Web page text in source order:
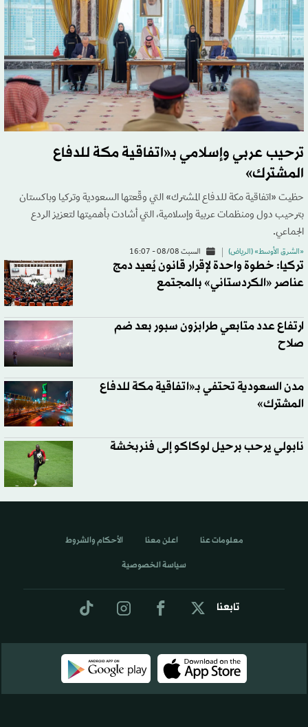
ترحيب عربي وإسلامي بـ«اتفاقية مكة للدفاع
المشترك»
حظيت «اتفاقية مكة للدفاع المشترك» التي وقّعتها السعودية وتركيا وباكستان
بترحيب دول ومنظمات عربية وإسلامية، التي أشادت بأهميتها لتعزيز الردع
الجماعي.
«الشرق الأوسط» (الرياض) السبت 08/08 - 16:07
تركيا: خطوة واحدة لإقرار قانون يُعيد دمج
عناصر «الكردستاني» بالمجتمع
ارتفاع عدد متابعي طرابزون سبور بعد ضم
صلاح
مدن السعودية تحتفي بـ«اتفاقية مكة للدفاع
المشترك»
نابولي يرحب برحيل لوكاكو إلى فنربخشة
تابعنا
معلومات عنا اعلن معنا الأحكام والشروط
سياسة الخصوصية